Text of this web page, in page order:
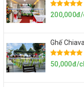
Ghế
50,000đ/